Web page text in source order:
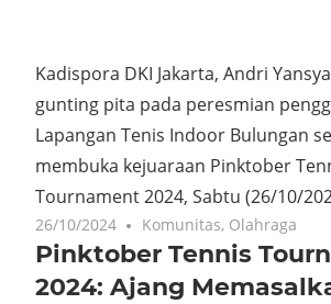
Kadispora DKI Jakarta, Andri
gunting pita pada peresmian
Lapangan Tenis Indoor Bulungan
membuka kejuaraan Pinktober
Tournament 2024, Sabtu (26/10/
26/10/2024 Komunitas, Olahraga
Pinktober Tennis
2024: Ajang